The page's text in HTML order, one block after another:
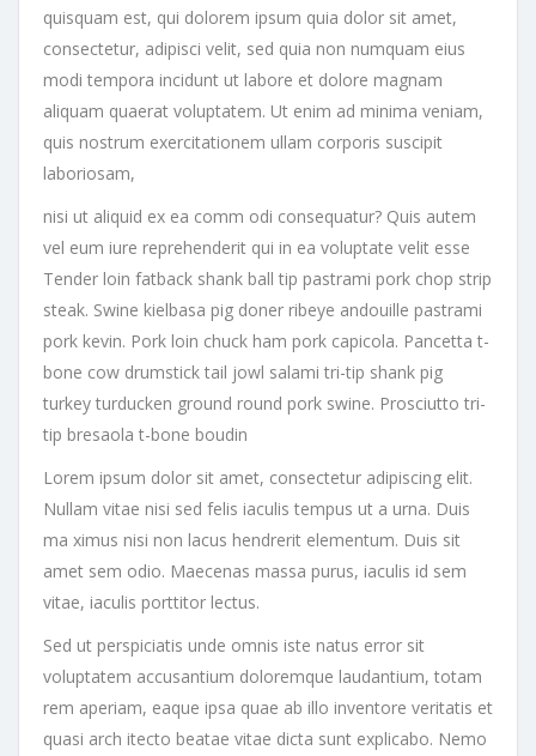
quisquam est, qui dolorem ipsum quia dolor sit amet,
consectetur, adipisci velit, sed quia non numquam eius
modi tempora incidunt ut labore et dolore magnam
aliquam quaerat voluptatem. Ut enim ad minima veniam,
quis nostrum exercitationem ullam corporis suscipit
laboriosam,
nisi ut aliquid ex ea comm odi consequatur? Quis autem
vel eum iure reprehenderit qui in ea voluptate velit esse
Tender loin fatback shank ball tip pastrami pork chop strip
steak. Swine kielbasa pig doner ribeye andouille pastrami
pork kevin. Pork loin chuck ham pork capicola. Pancetta t-
bone cow drumstick tail jowl salami tri-tip shank pig
turkey turducken ground round pork swine. Prosciutto tri-
tip bresaola t-bone boudin
Lorem ipsum dolor sit amet, consectetur adipiscing elit.
Nullam vitae nisi sed felis iaculis tempus ut a urna. Duis
ma ximus nisi non lacus hendrerit elementum. Duis sit
amet sem odio. Maecenas massa purus, iaculis id sem
vitae, iaculis porttitor lectus.
Sed ut perspiciatis unde omnis iste natus error sit
voluptatem accusantium doloremque laudantium, totam
rem aperiam, eaque ipsa quae ab illo inventore veritatis et
quasi arch itecto beatae vitae dicta sunt explicabo. Nemo